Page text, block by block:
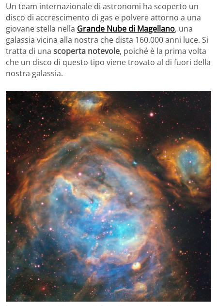
Un team internazionale di astronomi ha scoperto un
disco di accrescimento di gas e polvere attorno a una
giovane stella nella Grande Nube di Magellano, una
galassia vicina alla nostra che dista 160.000 anni luce. Si
tratta di una scoperta notevole, poiché è la prima volta
che un disco di questo tipo viene trovato al di fuori della
nostra galassia.